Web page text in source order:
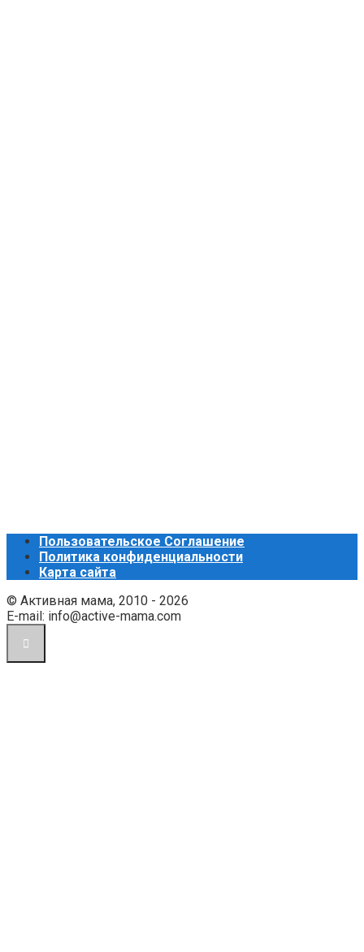
Пользовательское Соглашение
Политика конфиденциальности
Карта сайта
© Активная мама, 2010 - 2026
E-mail: info@active-mama.com